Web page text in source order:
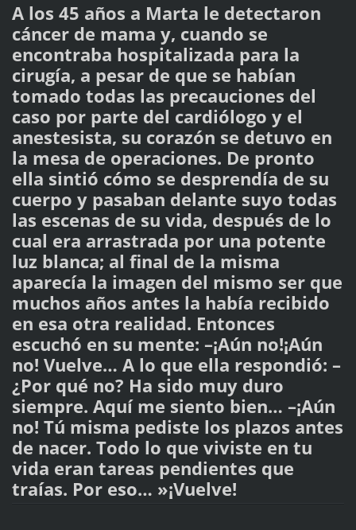
A los 45 años a Marta le detectaron
cáncer de mama y, cuando se
encontraba hospitalizada para la
cirugía, a pesar de que se habían
tomado todas las precauciones del
caso por parte del cardiólogo y el
anestesista, su corazón se detuvo en
la mesa de operaciones. De pronto
ella sintió cómo se desprendía de su
cuerpo y pasaban delante suyo todas
las escenas de su vida, después de lo
cual era arrastrada por una potente
luz blanca; al final de la misma
aparecía la imagen del mismo ser que
muchos años antes la había recibido
en esa otra realidad. Entonces
escuchó en su mente: –¡Aún no!¡Aún
no! Vuelve… A lo que ella respondió: –
¿Por qué no? Ha sido muy duro
siempre. Aquí me siento bien… –¡Aún
no! Tú misma pediste los plazos antes
de nacer. Todo lo que viviste en tu
vida eran tareas pendientes que
traías. Por eso… »¡Vuelve!